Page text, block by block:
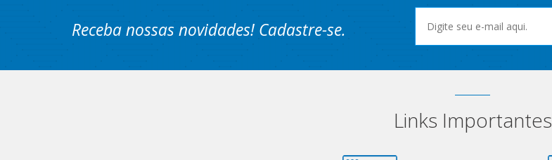
Receba nossas novidades! Cadastre-se.
Links Importantes